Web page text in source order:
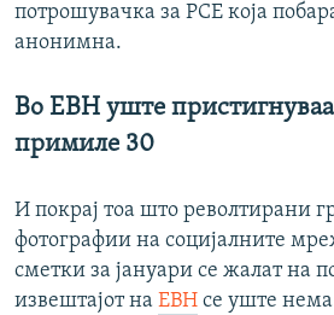
потрошувачка за РСЕ која
анонимна.
Во ЕВН уште
примиле 30
И покрај тоа што револтирани
фотографии на социјалните
сметки за јануари се жалат на
извештајот на ЕВН се уште нема